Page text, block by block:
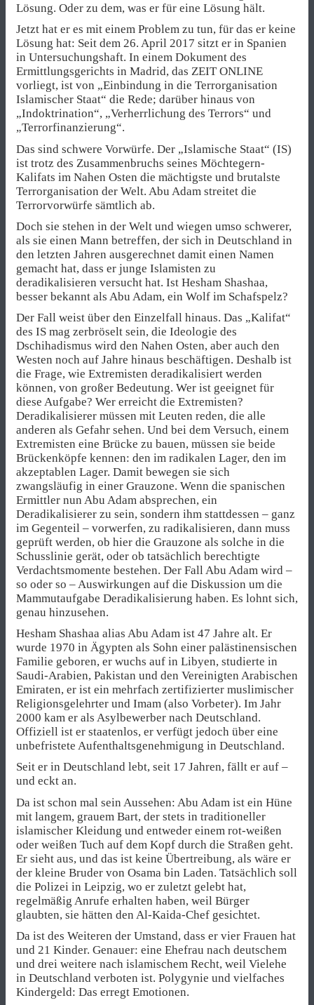
Lösung. Oder zu dem, was er für eine Lösung hält.
Jetzt hat er es mit einem Problem zu tun, für das er keine
Lösung hat: Seit dem 26. April 2017 sitzt er in Spanien
in Untersuchungshaft. In einem Dokument des
Ermittlungsgerichts in Madrid, das ZEIT ONLINE
vorliegt, ist von „Einbindung in die Terrorganisation
Islamischer Staat“ die Rede; darüber hinaus von
„Indoktrination“, „Verherrlichung des Terrors“ und
„Terrorfinanzierung“.
Das sind schwere Vorwürfe. Der „Islamische Staat“ (IS)
ist trotz des Zusammenbruchs seines Möchtegern-
Kalifats im Nahen Osten die mächtigste und brutalste
Terrorganisation der Welt. Abu Adam streitet die
Terrorvorwürfe sämtlich ab.
Doch sie stehen in der Welt und wiegen umso schwerer,
als sie einen Mann betreffen, der sich in Deutschland in
den letzten Jahren ausgerechnet damit einen Namen
gemacht hat, dass er junge Islamisten zu
deradikalisieren versucht hat. Ist Hesham Shashaa,
besser bekannt als Abu Adam, ein Wolf im Schafspelz?
Der Fall weist über den Einzelfall hinaus. Das „Kalifat“
des IS mag zerbröselt sein, die Ideologie des
Dschihadismus wird den Nahen Osten, aber auch den
Westen noch auf Jahre hinaus beschäftigen. Deshalb ist
die Frage, wie Extremisten deradikalisiert werden
können, von großer Bedeutung. Wer ist geeignet für
diese Aufgabe? Wer erreicht die Extremisten?
Deradikalisierer müssen mit Leuten reden, die alle
anderen als Gefahr sehen. Und bei dem Versuch, einem
Extremisten eine Brücke zu bauen, müssen sie beide
Brückenköpfe kennen: den im radikalen Lager, den im
akzeptablen Lager. Damit bewegen sie sich
zwangsläufig in einer Grauzone. Wenn die spanischen
Ermittler nun Abu Adam absprechen, ein
Deradikalisierer zu sein, sondern ihm stattdessen – ganz
im Gegenteil – vorwerfen, zu radikalisieren, dann muss
geprüft werden, ob hier die Grauzone als solche in die
Schusslinie gerät, oder ob tatsächlich berechtigte
Verdachtsmomente bestehen. Der Fall Abu Adam wird –
so oder so – Auswirkungen auf die Diskussion um die
Mammutaufgabe Deradikalisierung haben. Es lohnt sich,
genau hinzusehen.
Hesham Shashaa alias Abu Adam ist 47 Jahre alt. Er
wurde 1970 in Ägypten als Sohn einer palästinensischen
Familie geboren, er wuchs auf in Libyen, studierte in
Saudi-Arabien, Pakistan und den Vereinigten Arabischen
Emiraten, er ist ein mehrfach zertifizierter muslimischer
Religionsgelehrter und Imam (also Vorbeter). Im Jahr
2000 kam er als Asylbewerber nach Deutschland.
Offiziell ist er staatenlos, er verfügt jedoch über eine
unbefristete Aufenthaltsgenehmigung in Deutschland.
Seit er in Deutschland lebt, seit 17 Jahren, fällt er auf –
und eckt an.
Da ist schon mal sein Aussehen: Abu Adam ist ein Hüne
mit langem, grauem Bart, der stets in traditioneller
islamischer Kleidung und entweder einem rot-weißen
oder weißen Tuch auf dem Kopf durch die Straßen geht.
Er sieht aus, und das ist keine Übertreibung, als wäre er
der kleine Bruder von Osama bin Laden. Tatsächlich soll
die Polizei in Leipzig, wo er zuletzt gelebt hat,
regelmäßig Anrufe erhalten haben, weil Bürger
glaubten, sie hätten den Al-Kaida-Chef gesichtet.
Da ist des Weiteren der Umstand, dass er vier Frauen hat
und 21 Kinder. Genauer: eine Ehefrau nach deutschem
und drei weitere nach islamischem Recht, weil Vielehe
in Deutschland verboten ist. Polygynie und vielfaches
Kindergeld: Das erregt Emotionen.